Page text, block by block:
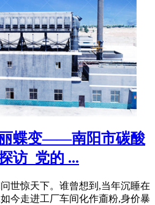
蝶变——南阳市碳酸
访_党的 ...
世惊天下。谁曾想到,当年沉睡在
今走进工厂车间化作齑粉,身价暴